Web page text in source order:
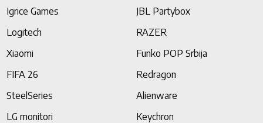
Igrice Games
JBL Partybox
Logitech
RAZER
Xiaomi
Funko POP Srbija
FIFA 26
Redragon
SteelSeries
Alienware
LG monitori
Keychron